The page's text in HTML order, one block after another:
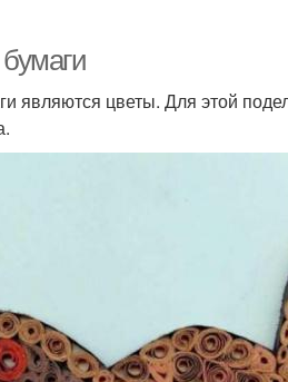
являются цветы. Для этой